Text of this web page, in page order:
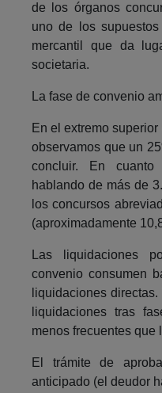
de los órganos
uno de los
mercantil que da
societaria.
La fase de convenio
En el extremo
observamos que un
concluir. En
hablando de más de
los concursos
(aproximadamente
Las liquidaciones
convenio consumen
liquidaciones
liquidaciones tras
menos frecuentes que
El trámite de
anticipado (el deudor